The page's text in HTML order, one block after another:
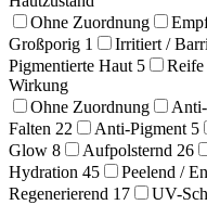
Ohne Zuordnung
Großporig 1 Irritiert /
Pigmentierte Haut 5
Wirkung
Ohne Zuordnung
Falten 22 Anti-Pigment 5
Glow 8 Aufpolsternd 26
Hydration 45 Peelend /
Regenerierend 17 UV-